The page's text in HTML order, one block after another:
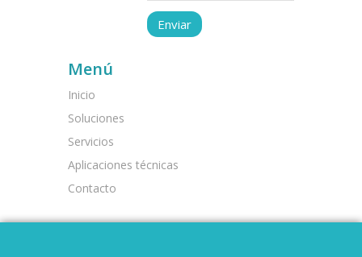
Menú
Inicio
Soluciones
Servicios
Aplicaciones técnicas
Contacto